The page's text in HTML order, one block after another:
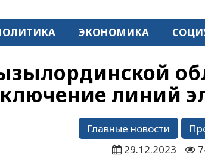
ЭКОНОМИКА
линий
Главные новости
29.12.2023